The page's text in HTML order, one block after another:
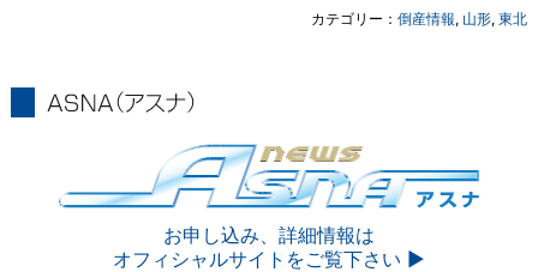
カテゴリー：倒産情報, 山形,東北
お申し込み、詳細情報は
オフィシャルサイトをご覧下さい ▶︎